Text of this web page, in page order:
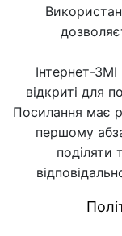
Інтернет-
відкриті для
Посилання має
першому
поділяти